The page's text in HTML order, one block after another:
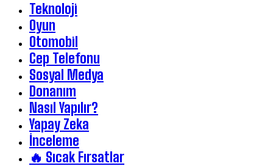
Teknoloji
Oyun
Otomobil
Cep Telefonu
Sosyal Medya
Donanım
Nasıl Yapılır?
Yapay Zeka
İnceleme
🔥 Sıcak Fırsatlar